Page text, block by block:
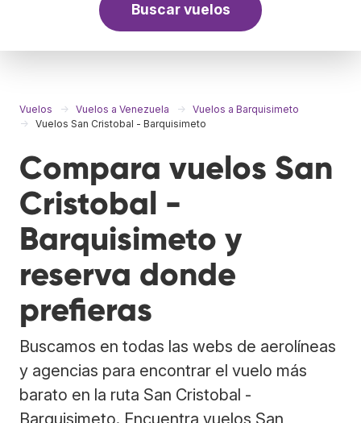
Buscar vuelos
Vuelos Vuelos a Venezuela
Vuelos a Barquisimeto
Vuelos San Cristobal - Barquisimeto
Compara vuelos San
Cristobal -
Barquisimeto y
reserva donde
prefieras
Buscamos en todas las webs de aerolíneas
y agencias para encontrar el vuelo más
barato en la ruta San Cristobal -
Barquisimeto. Encuentra vuelos San